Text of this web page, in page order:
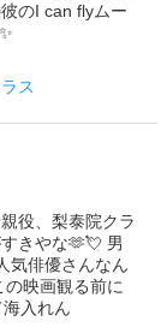
のI can flyムー
ス
役、梨泰院クラ
きやな🫶💘 男
気俳優さんなん
映画観る前に
入れん